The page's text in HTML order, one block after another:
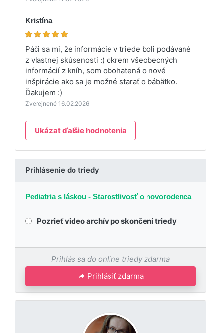
Kristína
Páči sa mi, že informácie v triede boli podávané
z vlastnej skúsenosti :) okrem všeobecných
informácií z kníh, som obohatená o nové
inšpirácie ako sa je možné starať o bábätko.
Ďakujem :)
Zverejnené 16.02.2026
Ukázat ďalšie hodnotenia
Prihlásenie do triedy
Pediatria s láskou - Starostlivosť o novorodenca
Pozrieť video archív po skončení triedy
Prihlás sa do online triedy zdarma
Prihlásiť zdarma